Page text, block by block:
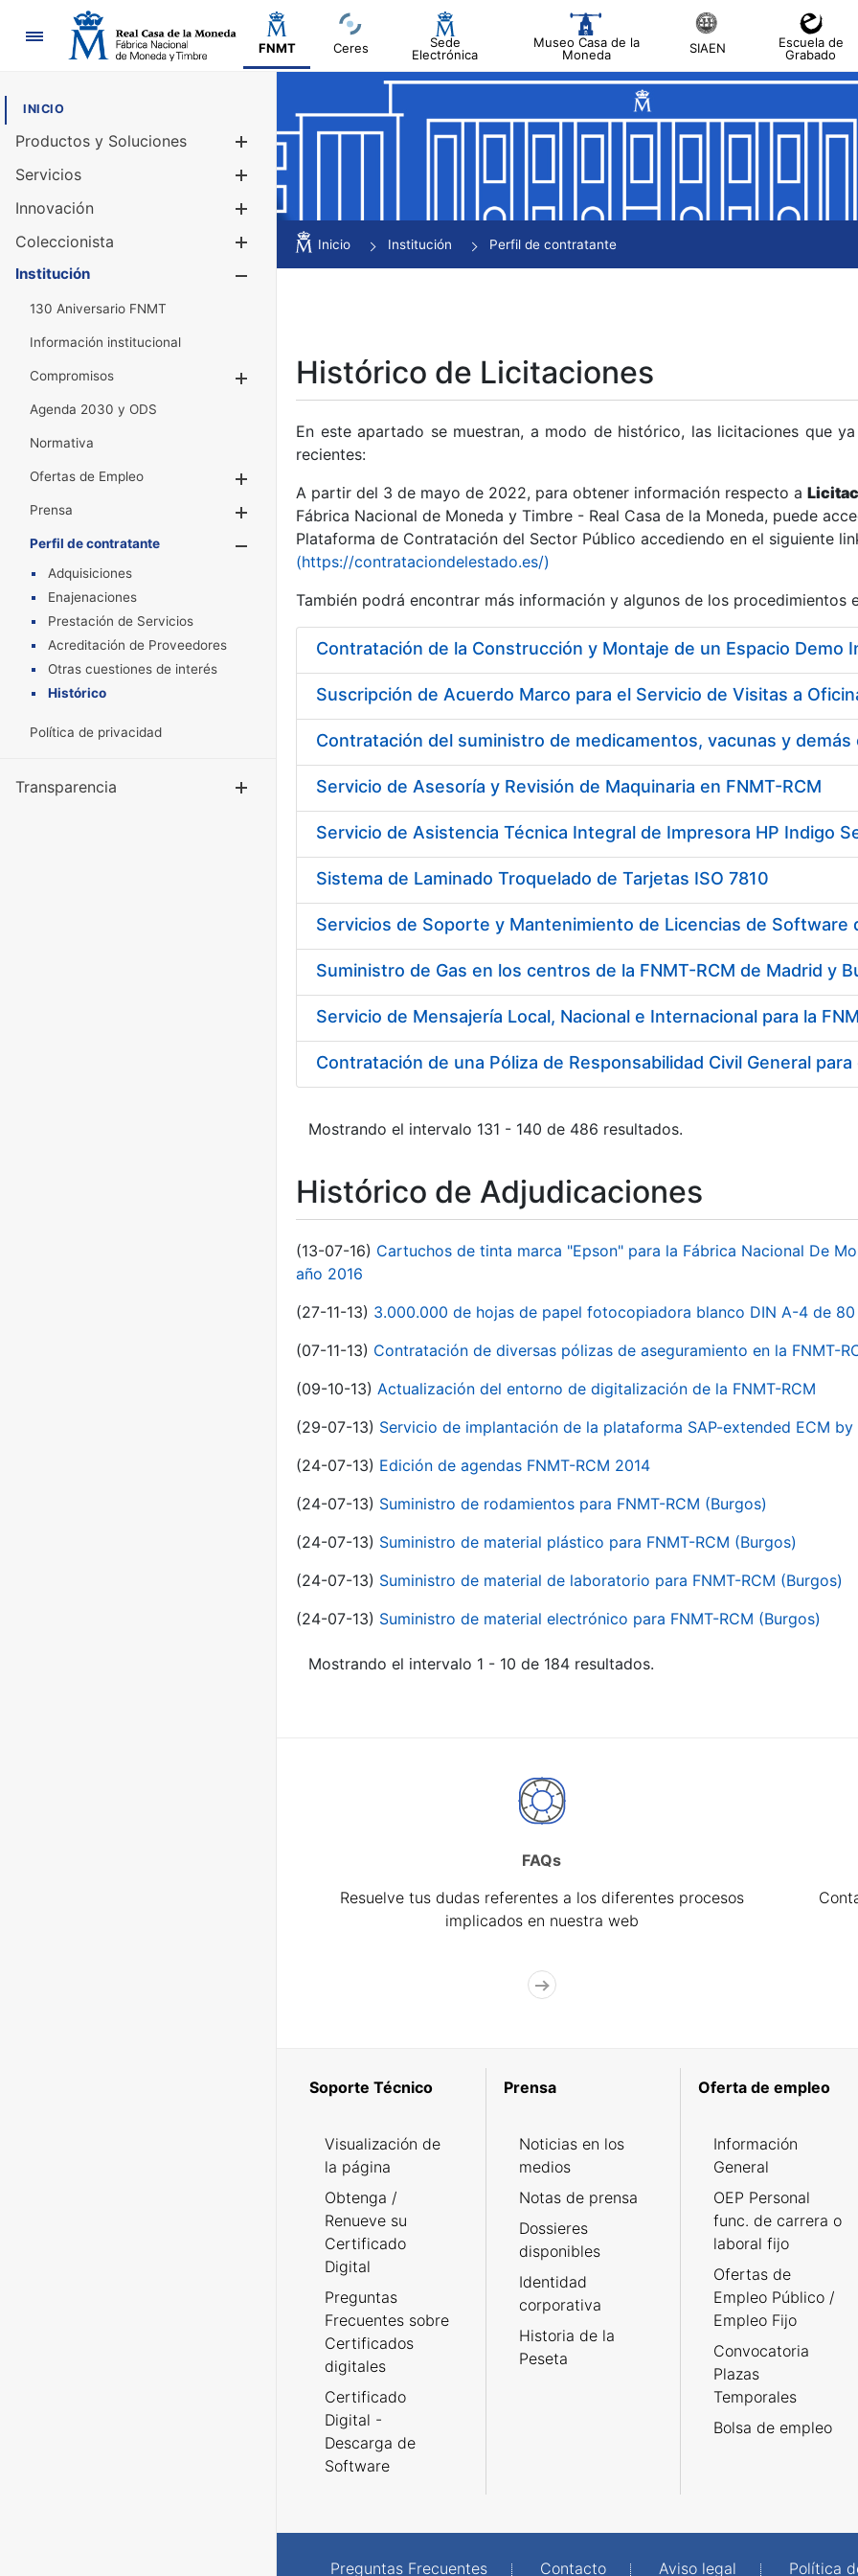
Navegación
FNMT Ceres
Sede
Electrónica
Museo Casa de la
Moneda
SIAEN
Escuela de
Grabado
INICIO
Productos y Soluciones
Mostrar/Ocultar
Servicios
Innovación
Coleccionista
Mostrar/Ocultar
Institución
130 Aniversario FNMT
Información institucional
Compromisos
Mostrar/Ocultar
Agenda 2030 y ODS
Normativa
Ofertas de Empleo
Prensa
Mostrar/Ocultar
Perfil de contratante
Mostrar/Ocultar
Adquisiciones
Enajenaciones
Prestación de Servicios
Acreditación de Proveedores
Otras cuestiones de interés
Histórico
Política de privacidad
Transparencia Mostrar/Ocultar
Inicio Institución Perfil de contratante
Histórico de Licitaciones
En este apartado se muestran, a modo de histórico, las licitaciones que
recientes:
A partir del 3 de mayo de 2022, para obtener información respecto a
Fábrica Nacional de Moneda y Timbre - Real Casa de la Moneda, puede
Plataforma de Contratación del Sector Público accediendo en el siguiente
(https://contrataciondelestado.es/)
También podrá encontrar más información y algunos de los procedimientos
Suscripción de Acuerdo Marco para el Servicio de Visitas a
Servicio de Asesoría y Revisión de Maquinaria en FNMT-RCM
Servicio de Asistencia Técnica Integral de Impresora HP Indigo
Sistema de Laminado Troquelado de Tarjetas ISO 7810
Servicios de Soporte y Mantenimiento de Licencias de Software
Suministro de Gas en los centros de la FNMT-RCM de Madrid y
Servicio de Mensajería Local, Nacional e Internacional para la
Contratación de una Póliza de Responsabilidad Civil General para
Mostrando el intervalo 131 - 140 de 486 resultados.
Histórico de Adjudicaciones
(13-07-16) Cartuchos de tinta marca "Epson" para la Fábrica Nacional De
año 2016
(27-11-13) 3.000.000 de hojas de papel fotocopiadora blanco DIN A-4 de 80
(07-11-13) Contratación de diversas pólizas de aseguramiento en la FNMT-
(09-10-13) Actualización del entorno de digitalización de la FNMT-RCM
(29-07-13) Servicio de implantación de la plataforma SAP-extended ECM by
(24-07-13) Edición de agendas FNMT-RCM 2014
(24-07-13) Suministro de rodamientos para FNMT-RCM (Burgos)
(24-07-13) Suministro de material plástico para FNMT-RCM (Burgos)
(24-07-13) Suministro de material de laboratorio para FNMT-RCM (Burgos)
(24-07-13) Suministro de material electrónico para FNMT-RCM (Burgos)
Mostrando el intervalo 1 - 10 de 184 resultados.
FAQs
Resuelve tus dudas referentes a los diferentes procesos
implicados en nuestra web
Soporte Técnico
Visualización de
la página
Obtenga /
Renueve su
Certificado
Digital
Preguntas
Frecuentes sobre
Certificados
digitales
Certificado
Digital -
Descarga de
Software
Prensa
Noticias en los
medios
Notas de prensa
Dossieres
disponibles
Identidad
corporativa
Historia de la
Peseta
Oferta de empleo
Información
General
OEP Personal
func. de carrera o
laboral fijo
Ofertas de
Empleo Público /
Empleo Fijo
Convocatoria
Plazas
Temporales
Bolsa de empleo
Preguntas Frecuentes Contacto Aviso legal Política